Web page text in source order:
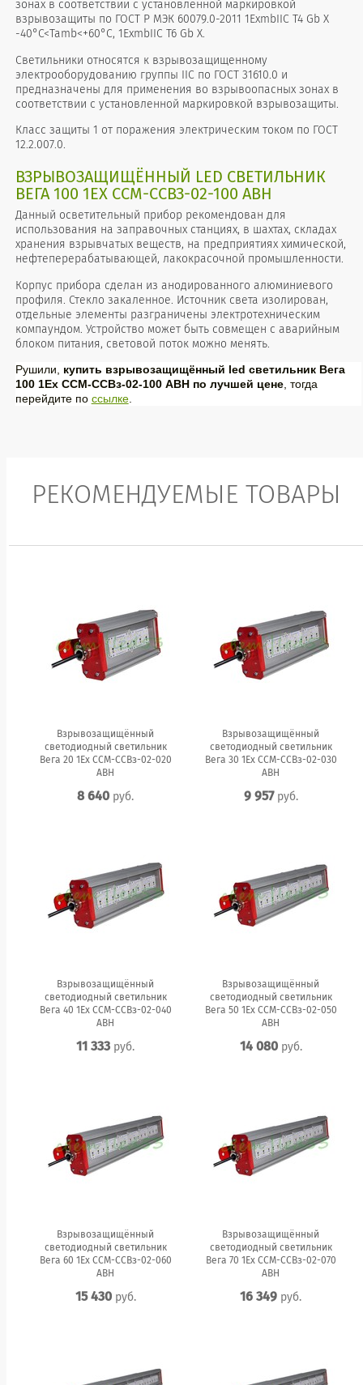
зонах в соответствии с установленной маркировкой
взрывозащиты по ГОСТ Р МЭК 60079.0-2011 1ExmbIIC T4 Gb X
-40°С<Tamb<+60°С, 1ExmbIIC T6 Gb X.
Светильники относятся к взрывозащищенному
электрооборудованию группы IIС по ГОСТ 31610.0 и
предназначены для применения во взрывоопасных зонах в
соответствии с установленной маркировкой взрывозащиты.
Класс защиты 1 от поражения электрическим током по ГОСТ
12.2.007.0.
ВЗРЫВОЗАЩИЩЁННЫЙ LED СВЕТИЛЬНИК
ВЕГА 100 1EX ССМ-ССВЗ-02-100 АВН
Данный осветительный прибор рекомендован для
использования на заправочных станциях, в шахтах, складах
хранения взрывчатых веществ, на предприятиях химической,
нефтеперерабатывающей, лакокрасочной промышленности.
Корпус прибора сделан из анодированного алюминиевого
профиля. Стекло закаленное. Источник света изолирован,
отдельные элементы разграничены электротехническим
компаундом. Устройство может быть совмещен с аварийным
блоком питания, световой поток можно менять.
Рушили, купить взрывозащищённый led светильник Вега
100 1Ex ССМ-ССВз-02-100 АВН по лучшей цене, тогда
перейдите по ссылке.
РЕКОМЕНДУЕМЫЕ ТОВАРЫ
Взрывозащищённый
светодиодный светильник
Вега 20 1Ex ССМ-ССВз-02-020
АВН
8 640 руб.
Взрывозащищённый
светодиодный светильник
Вега 30 1Ex ССМ-ССВз-02-030
АВН
9 957руб.
Взрывозащищённый
светодиодный светильник
Вега 40 1Ex ССМ-ССВз-02-040
АВН
11 333 руб.
Взрывозащищённый
светодиодный светильник
Вега 50 1Ex ССМ-ССВз-02-050
АВН
14 080руб.
Взрывозащищённый
светодиодный светильник
Вега 60 1Ex ССМ-ССВз-02-060
АВН
15 430руб.
Взрывозащищённый
светодиодный светильник
Вега 70 1Ex ССМ-ССВз-02-070
АВН
16 349 руб.